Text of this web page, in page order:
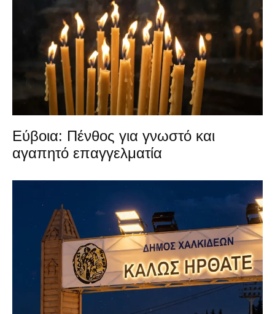
Εύβοια: Πένθος για γνωστό και
αγαπητό επαγγελματία